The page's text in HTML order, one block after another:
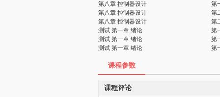
第八章 控制器设计
第
第八章 控制器设计
第
第八章 控制器设计
第
测试 第一章 绪论
第
测试 第一章 绪论
第
测试 第一章 绪论
第
课程参数
课程评论